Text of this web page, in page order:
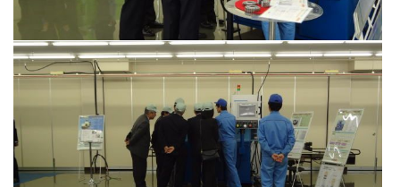
群馬県庁ご一行様来社